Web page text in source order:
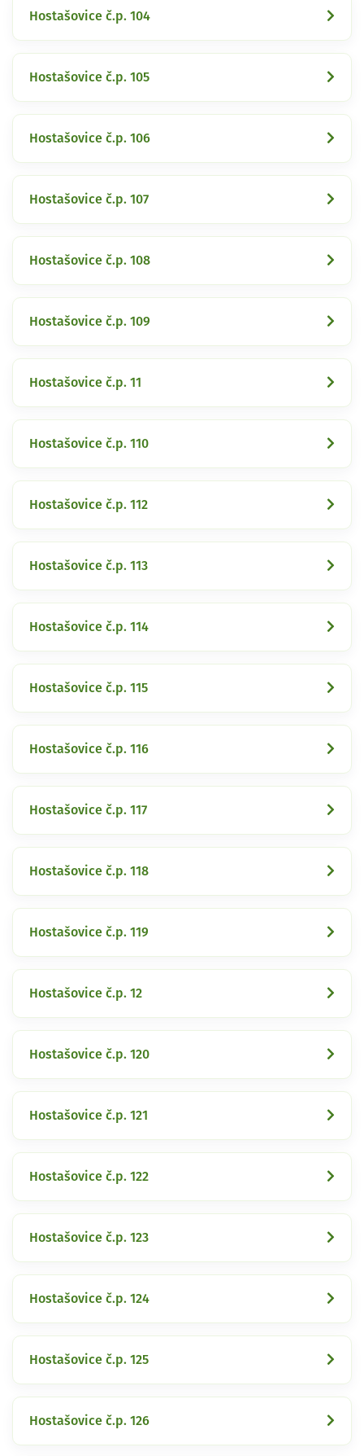
Hostašovice č.p. 104
Hostašovice č.p. 105
Hostašovice č.p. 106
Hostašovice č.p. 107
Hostašovice č.p. 108
Hostašovice č.p. 109
Hostašovice č.p. 11
Hostašovice č.p. 110
Hostašovice č.p. 112
Hostašovice č.p. 113
Hostašovice č.p. 114
Hostašovice č.p. 115
Hostašovice č.p. 116
Hostašovice č.p. 117
Hostašovice č.p. 118
Hostašovice č.p. 119
Hostašovice č.p. 12
Hostašovice č.p. 120
Hostašovice č.p. 121
Hostašovice č.p. 122
Hostašovice č.p. 123
Hostašovice č.p. 124
Hostašovice č.p. 125
Hostašovice č.p. 126